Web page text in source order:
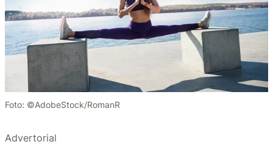
Foto: ©AdobeStock/RomanR
Advertorial